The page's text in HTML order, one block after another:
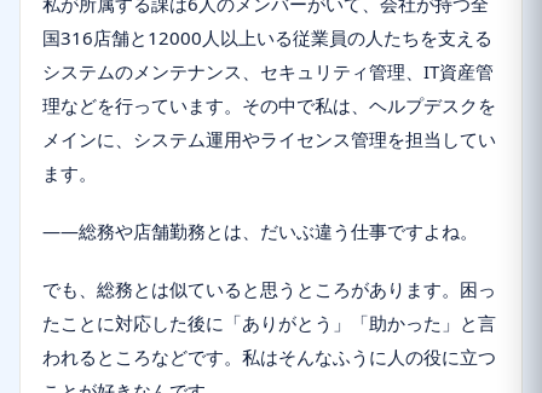
国316店舗と12000人以上いる従業員の人たちを支える
システムのメンテナンス、セキュリティ管理、IT資産管
理などを行っています。その中で私は、ヘルプデスクを
メインに、システム運用やライセンス管理を担当してい
ます。
――総務や店舗勤務とは、だいぶ違う仕事ですよね。
でも、総務とは似ていると思うところがあります。困っ
たことに対応した後に「ありがとう」「助かった」と言
われるところなどです。私はそんなふうに人の役に立つ